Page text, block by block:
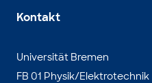
Kontakt
Universität Bremen
FB 01 Physik/Elektrotechnik